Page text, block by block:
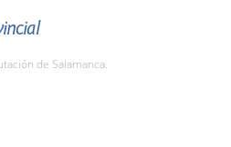
de Salamanca.